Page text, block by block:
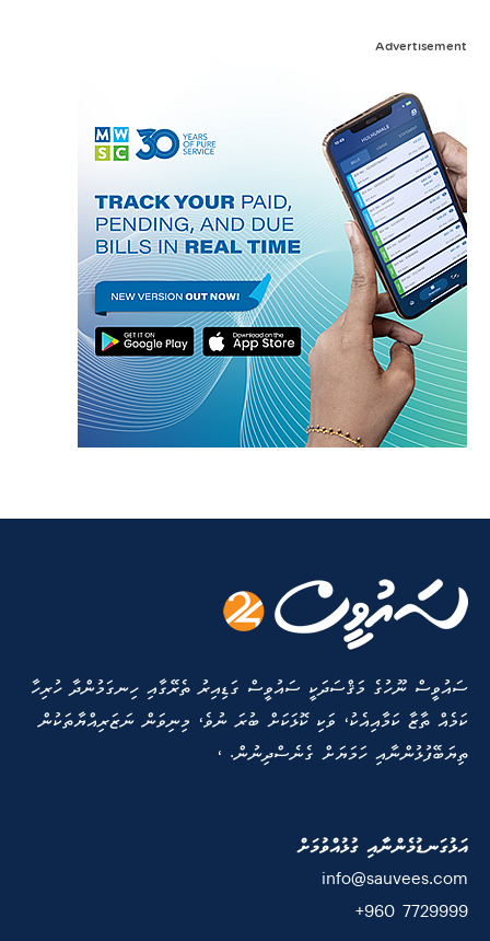
Advertisement
ސައުވީސް ނޫހުގެ މަޤްސަދަކީ ސައުވީސް ގަޑިއިރު ތެރޭގާއި ހިނގަމުންދާ ހުރިހާ
ކަމެއް ތާޒާ ކަމާއިއެކު، ވަކި ކޮޅަކަށް ބުރަ ނުވެ، މިނިވަން ނަޒަރިއްޔާތަކުން
ތިޔަބޭފުޅުންނާއި ހަމަޔަށް ގެނެސްދިނުން. ،
އަޅުގަނޑުމެންނާއި ގުޅުއްވުމަށް
info@sauvees.com
7729999 960+